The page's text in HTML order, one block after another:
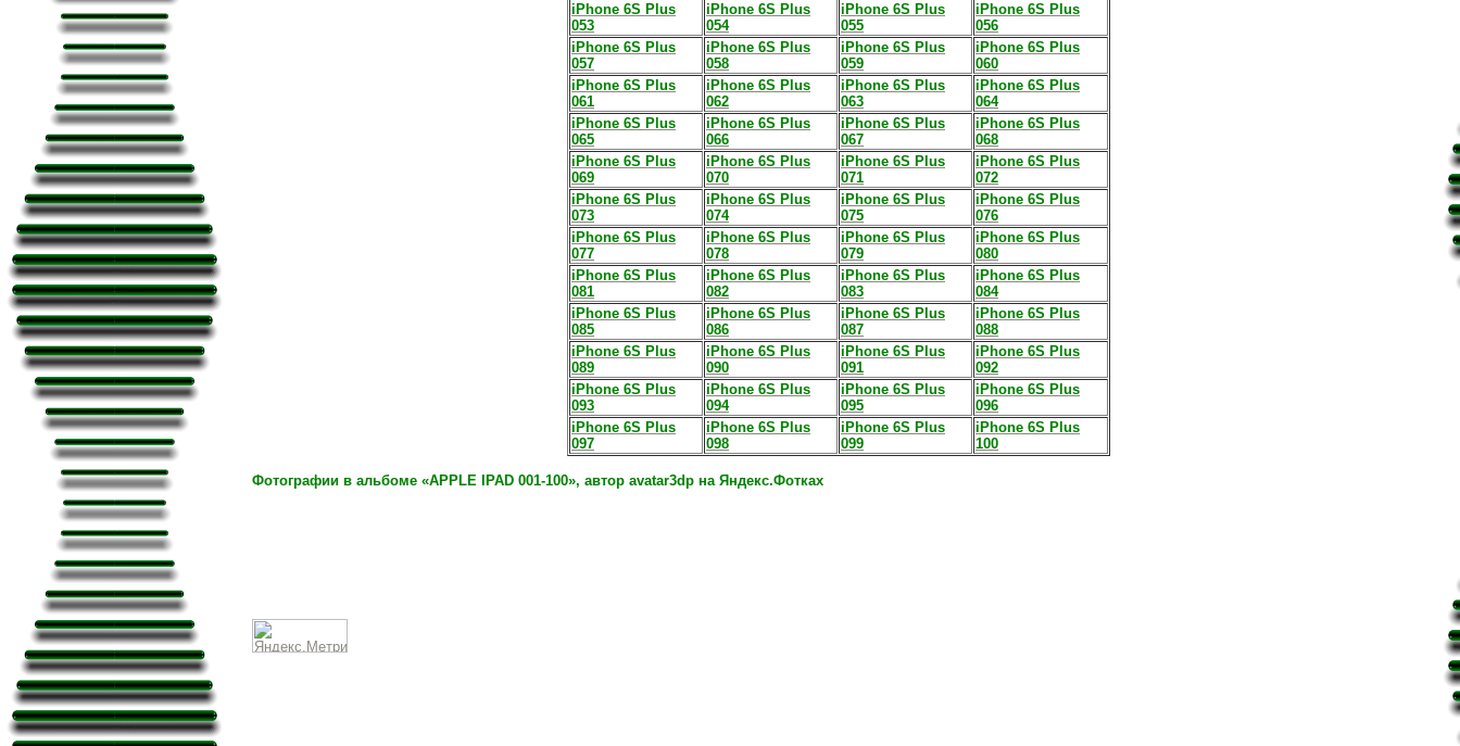
iPhone 6S Plus
053
iPhone 6S Plus
054
iPhone 6S Plus
055
iPhone 6S Plus
056
iPhone 6S Plus
057
iPhone 6S Plus
058
iPhone 6S Plus
059
iPhone 6S Plus
060
iPhone 6S Plus
061
iPhone 6S Plus
062
iPhone 6S Plus
063
iPhone 6S Plus
064
iPhone 6S Plus
065
iPhone 6S Plus
066
iPhone 6S Plus
067
iPhone 6S Plus
068
iPhone 6S Plus
069
iPhone 6S Plus
070
iPhone 6S Plus
071
iPhone 6S Plus
072
iPhone 6S Plus
073
iPhone 6S Plus
074
iPhone 6S Plus
075
iPhone 6S Plus
076
iPhone 6S Plus
077
iPhone 6S Plus
078
iPhone 6S Plus
079
iPhone 6S Plus
080
iPhone 6S Plus
081
iPhone 6S Plus
082
iPhone 6S Plus
083
iPhone 6S Plus
084
iPhone 6S Plus
085
iPhone 6S Plus
086
iPhone 6S Plus
087
iPhone 6S Plus
088
iPhone 6S Plus
089
iPhone 6S Plus
090
iPhone 6S Plus
091
iPhone 6S Plus
092
iPhone 6S Plus
093
iPhone 6S Plus
094
iPhone 6S Plus
095
iPhone 6S Plus
096
iPhone 6S Plus
097
iPhone 6S Plus
098
iPhone 6S Plus
099
iPhone 6S Plus
100
Фотографии в альбоме «APPLE IPAD 001-100», автор avatar3dp на Яндекс.Фотках